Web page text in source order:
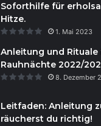
Soforthilfe für
Hitze.
1. Mai 2023
Anleitung und Rituale
Rauhnächte 2022/
8. Dezember
Leitfaden: Anleitung
räucherst du richtig!